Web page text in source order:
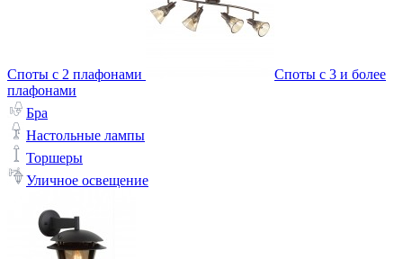
Споты с 2 плафонами
Споты с 3 и более
плафонами
Бра
Настольные лампы
Торшеры
Уличное освещение